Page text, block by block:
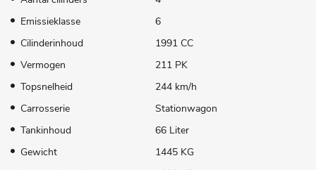
Emissieklasse
6
Cilinderinhoud
1991 CC
Vermogen
211 PK
Topsnelheid
244 km/h
Carrosserie
Stationwagon
Tankinhoud
66 Liter
Gewicht
1445 KG